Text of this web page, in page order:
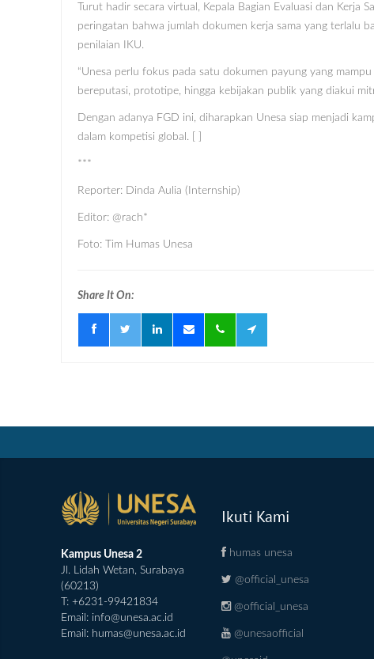
Turut hadir secara virtual, Kepala Bagian Evaluasi dan Kerja
peringatan bahwa jumlah dokumen kerja sama yang terlalu
penilaian IKU.
“Unesa perlu fokus pada satu dokumen payung yang
bereputasi, prototipe, hingga kebijakan publik yang diakui
Dengan adanya FGD ini, diharapkan Unesa siap menjadi
dalam kompetisi global. [ ]
***
Reporter: Dinda Aulia (Internship)
Editor: @rach*
Foto: Tim Humas Unesa
Share It On:
Kampus Unesa 2
Jl. Lidah Wetan, Surabaya
(60213)
T: +6231-99421834
Email: info@unesa.ac.id
Email: humas@unesa.ac.id
Ikuti Kami
humas unesa
@official_unesa
@official_unesa
@unesaofficial